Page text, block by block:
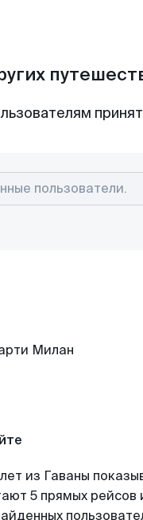
из Гаваны
5 прямых рейсов